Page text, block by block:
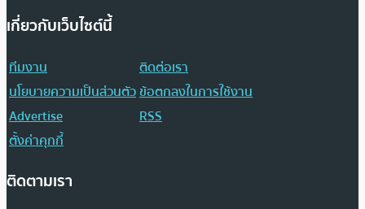
เกี่ยวกับเว็บไซต์นี้
ทีมงาน
ติดต่อเรา
นโยบายความเป็นส่วนตัวข้อตกลงในการใช้งาน
Advertise
RSS
ตั้งค่าคุกกี้
ติดตามเรา